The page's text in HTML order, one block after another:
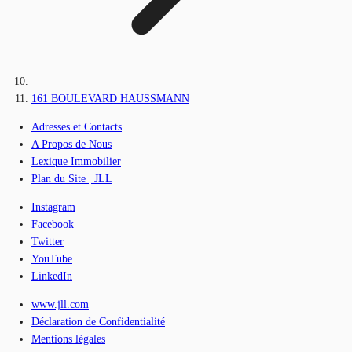
161 BOULEVARD HAUSSMANN
Adresses et Contacts
A Propos de Nous
Lexique Immobilier
Plan du Site | JLL
Instagram
Facebook
Twitter
YouTube
LinkedIn
www.jll.com
Déclaration de Confidentialité
Mentions légales